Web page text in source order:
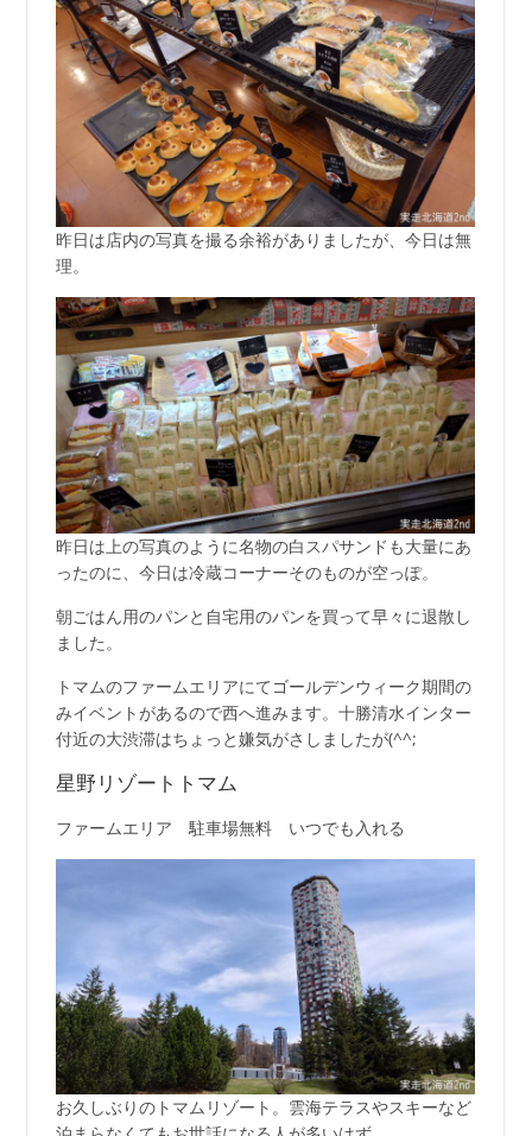
昨日は店内の写真を撮る余裕がありましたが、今日は無
理。
昨日は上の写真のように名物の白スパサンドも大量にあ
ったのに、今日は冷蔵コーナーそのものが空っぽ。
朝ごはん用のパンと自宅用のパンを買って早々に退散し
ました。
トマムのファームエリアにてゴールデンウィーク期間の
みイベントがあるので西へ進みます。十勝清水インター
付近の大渋滞はちょっと嫌気がさしましたが(^^;
星野リゾートトマム
ファームエリア 駐車場無料 いつでも入れる
お久しぶりのトマムリゾート。雲海テラスやスキーなど